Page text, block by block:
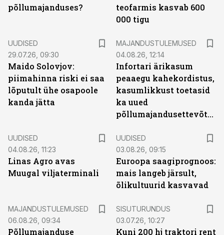
põllumajanduses?
teofarmis kasvab 600
000 tigu
UUDISED
29.07.26, 09:30
Maido Solovjov:
piimahinna riski ei saa
lõputult ühe osapoole
kanda jätta
MAJANDUSTULEMUSED
04.08.26, 12:14
Infortari ärikasum
peaaegu kahekordistus,
kasumlikkust toetasid
ka uued
põllumajandusettevõtted
UUDISED
04.08.26, 11:23
Linas Agro avas
Muugal viljaterminali
UUDISED
03.08.26, 09:15
Euroopa saagiprognoos:
mais langeb järsult,
õlikultuurid kasvavad
MAJANDUSTULEMUSED
06.08.26, 09:34
Põllumajanduse
SISUTURUNDUS
03.07.26, 10:27
Kuni 200 hj traktori rent